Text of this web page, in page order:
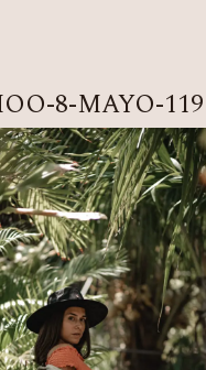
8-MAYO-119